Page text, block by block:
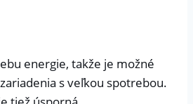
energie, takže je možné
s veľkou spotrebou.